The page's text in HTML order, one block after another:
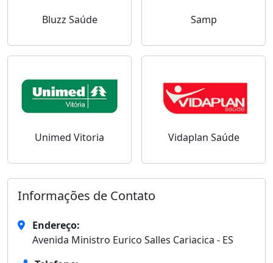
Bluzz Saúde Samp
Unimed Vitoria Vidaplan Saúde
Informações de Contato
Endereço:
Avenida Ministro Eurico Salles Cariacica - ES